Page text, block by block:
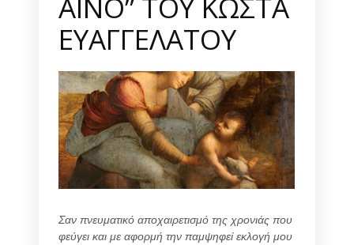
ΕΥΑΓΓΕΛΑΤΟΥ
Σαν πνευματικό αποχαιρετισμό της χρονιάς που
φεύγει και με αφορμή την παμψηφεί εκλογή μου